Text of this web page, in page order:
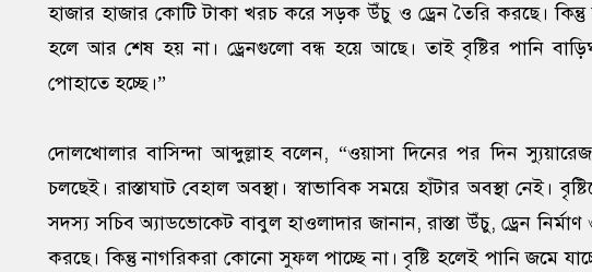
হাজার হাজার কোটি টাকা খরচ করে সড়ক উঁচু ও ড্রেন তৈরি করছে।
হলে আর শেষ হয় না। ড্রেনগুলো বন্ধ হয়ে আছে। তাই বৃষ্টির পানি
পোহাতে হচ্ছে।”
দোলখোলার বাসিন্দা আব্দুল্লাহ বলেন, “ওয়াসা দিনের পর দিন
চলছেই। রাস্তাঘাট বেহাল অবস্থা। স্বাভাবিক সময়ে হাঁটার অবস্থা নেই।
সদস্য সচিব অ্যাডভোকেট বাবুল হাওলাদার জানান, রাস্তা উঁচু, ড্রেন
করছে। কিন্তু নাগরিকরা কোনো সুফল পাচ্ছে না। বৃষ্টি হলেই পানি জমে